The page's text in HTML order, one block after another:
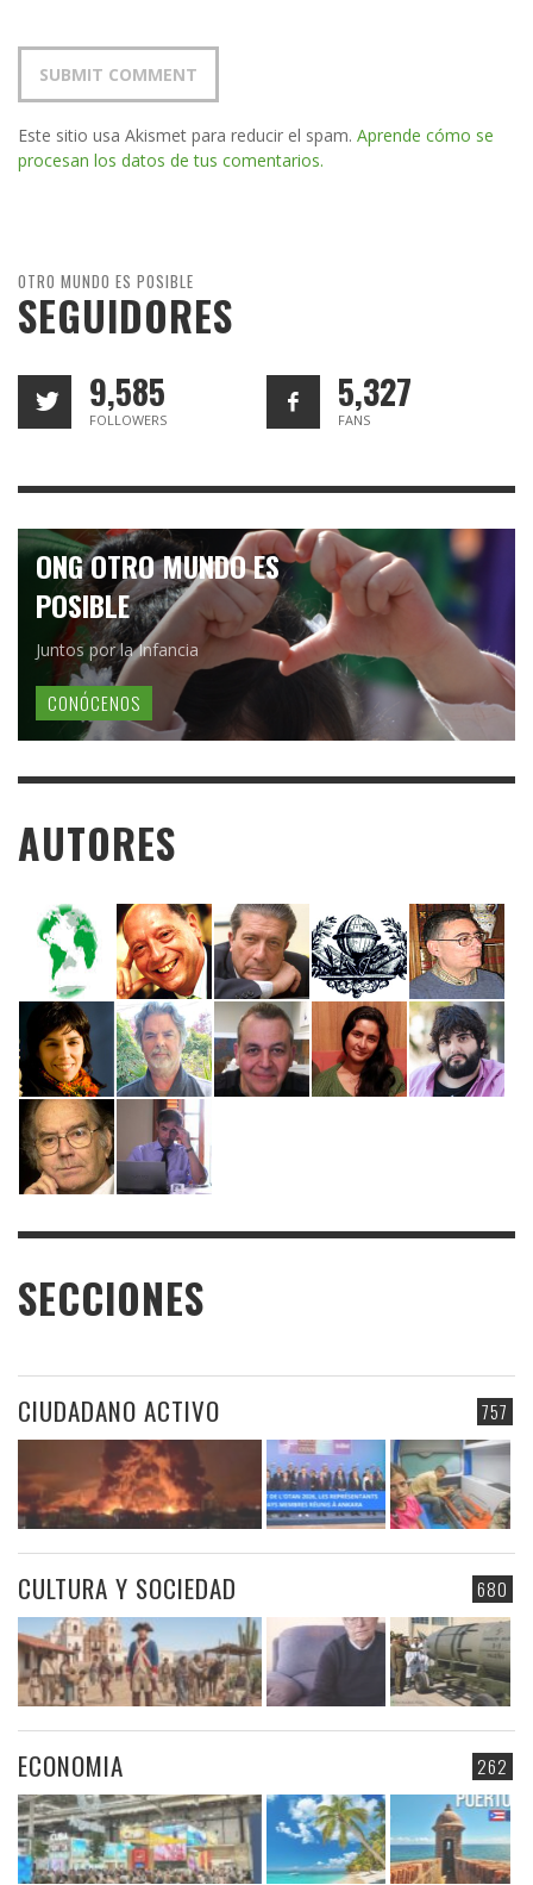
Este sitio usa Akismet para reducir el spam. Aprende cómo se
procesan los datos de tus comentarios.
OTRO MUNDO ES POSIBLE
SEGUIDORES
9,585
FOLLOWERS
5,327
FANS
ONG OTRO MUNDO ES
POSIBLE
Juntos por la Infancia
CONÓCENOS
AUTORES
SECCIONES
757
CIUDADANO ACTIVO
680
CULTURA Y SOCIEDAD
262
ECONOMIA